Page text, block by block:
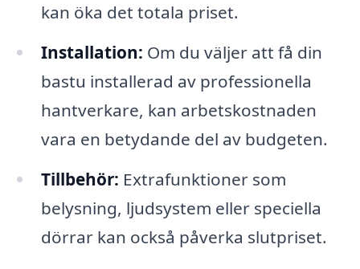
kan öka det totala priset.
Installation: Om du väljer att få din
bastu installerad av professionella
hantverkare, kan arbetskostnaden
vara en betydande del av budgeten.
Tillbehör: Extrafunktioner som
belysning, ljudsystem eller speciella
dörrar kan också påverka slutpriset.